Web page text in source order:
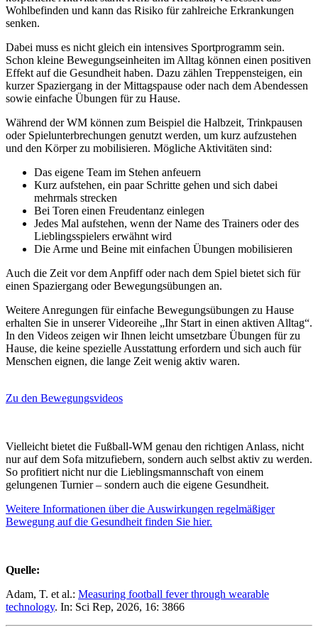
Wohlbefinden und kann das Risiko für zahlreiche Erkrankungen
senken.
Dabei muss es nicht gleich ein intensives Sportprogramm sein.
Schon kleine Bewegungseinheiten im Alltag können einen positiven
Effekt auf die Gesundheit haben. Dazu zählen Treppensteigen, ein
kurzer Spaziergang in der Mittagspause oder nach dem Abendessen
sowie einfache Übungen für zu Hause.
Während der WM können zum Beispiel die Halbzeit, Trinkpausen
oder Spielunterbrechungen genutzt werden, um kurz aufzustehen
und den Körper zu mobilisieren. Mögliche Aktivitäten sind:
Das eigene Team im Stehen anfeuern
Kurz aufstehen, ein paar Schritte gehen und sich dabei
mehrmals strecken
Bei Toren einen Freudentanz einlegen
Jedes Mal aufstehen, wenn der Name des Trainers oder des
Lieblingsspielers erwähnt wird
Die Arme und Beine mit einfachen Übungen mobilisieren
Auch die Zeit vor dem Anpfiff oder nach dem Spiel bietet sich für
einen Spaziergang oder Bewegungsübungen an.
Weitere Anregungen für einfache Bewegungsübungen zu Hause
erhalten Sie in unserer Videoreihe „Ihr Start in einen aktiven Alltag“.
In den Videos zeigen wir Ihnen leicht umsetzbare Übungen für zu
Hause, die keine spezielle Ausstattung erfordern und sich auch für
Menschen eignen, die lange Zeit wenig aktiv waren.
Zu den Bewegungsvideos
Vielleicht bietet die Fußball-WM genau den richtigen Anlass, nicht
nur auf dem Sofa mitzufiebern, sondern auch selbst aktiv zu werden.
So profitiert nicht nur die Lieblingsmannschaft von einem
gelungenen Turnier – sondern auch die eigene Gesundheit.
Weitere Informationen über die Auswirkungen regelmäßiger
Bewegung auf die Gesundheit finden Sie hier.
Quelle:
Adam, T. et al.: Measuring football fever through wearable
technology. In: Sci Rep, 2026, 16: 3866